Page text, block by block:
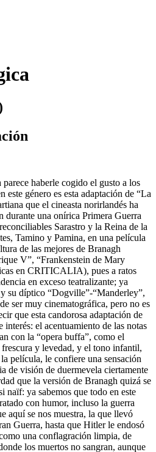
haberle cogido el gusto a los
este género es esta adaptación de “La
que el cineasta norirlandés ha
durante una onírica Primera Guerra
Sarastro y la Reina de la
Tamino y Pamina, en una película
de las mejores de Branagh
V”, “Frankenstein de Mary
en CRITICALIA), pues a ratos
en exceso teatralizante; ya
su díptico “Dogville”-“Manderley”,
ser muy cinematográfica, pero no es
que esta candorosa adaptación de
interés: el acentuamiento de las notas
con la “opera buffa”, como el
frescura y levedad, y el tono infantil,
película, le confiere una sensación
de visión de duermevela ciertamente
que la versión de Branagh quizá se
naïf: ya sabemos que todo en este
con humor, incluso la guerra
aquí se nos muestra, la que llevó
Guerra, hasta que Hitler le endosó
una conflagración limpia, de
los muertos no sangran, aunque